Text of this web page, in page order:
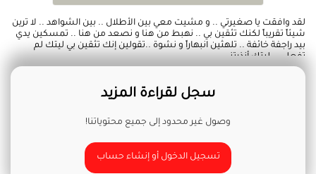
لقد وافقت يا صغيرتي .. و مشيت معي بين الأطلال .. بين الشواهد .. لا ترين
شيئاً تقريباً لكنك تثقين بي .. نهبط من هنا و نصعد من هنا .. تمسكين يدي
بيد راجفة خائفة .. تلهثين انبهاراً و نشوة ..تقولين إنك تثقين بي ليتك لم
تفعلي .. ليتك أنذرتني..
سجل لقراءة المزيد
وصول غير محدود إلى جميع محتوياتنا!
تسجيل الدخول أو إنشاء حساب